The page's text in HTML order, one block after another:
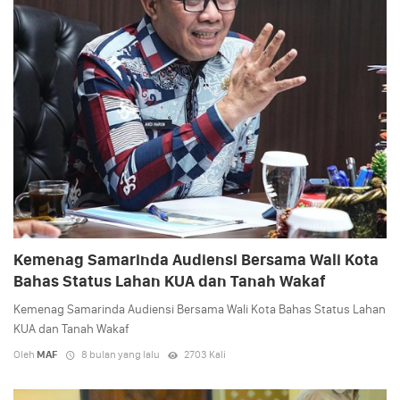
Kemenag Samarinda Audiensi Bersama Wali Kota
Bahas Status Lahan KUA dan Tanah Wakaf
Kemenag Samarinda Audiensi Bersama Wali Kota Bahas Status Lahan
KUA dan Tanah Wakaf
Oleh MAF 8 bulan yang lalu 2703 Kali